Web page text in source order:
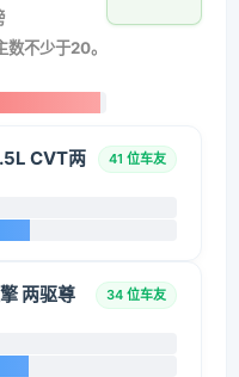
不少于20。
CVT两
41 位车友
两驱尊
34 位车友